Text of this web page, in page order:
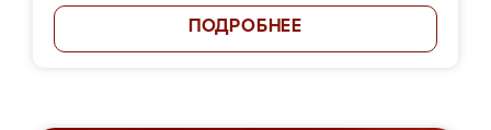
ПОДРОБНЕЕ